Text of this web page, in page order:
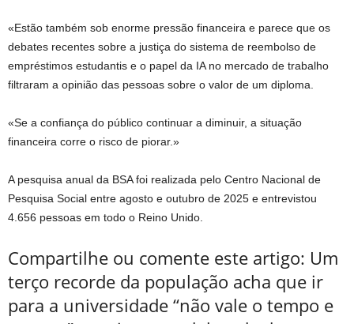
«Estão também sob enorme pressão financeira e parece que os
debates recentes sobre a justiça do sistema de reembolso de
empréstimos estudantis e o papel da IA ​​no mercado de trabalho
filtraram a opinião das pessoas sobre o valor de um diploma.
«Se a confiança do público continuar a diminuir, a situação
financeira corre o risco de piorar.»
A pesquisa anual da BSA foi realizada pelo Centro Nacional de
Pesquisa Social entre agosto e outubro de 2025 e entrevistou
4.656 pessoas em todo o Reino Unido.
Compartilhe ou comente este artigo: Um
terço recorde da população acha que ir
para a universidade “não vale o tempo e